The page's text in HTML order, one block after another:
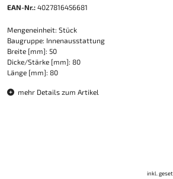
EAN-Nr.: 4027816456681
Mengeneinheit: Stück
Baugruppe: Innenausstattung
Breite [mm]: 50
Dicke/Stärke [mm]: 80
Länge [mm]: 80
mehr Details zum Artikel
inkl.